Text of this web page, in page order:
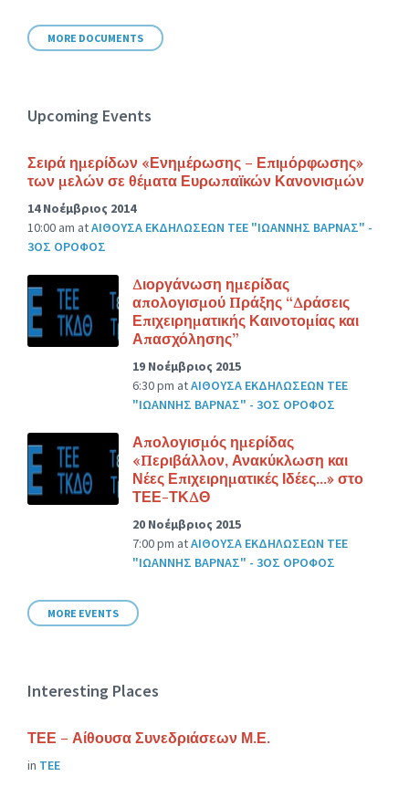
MORE DOCUMENTS
Upcoming Events
Σειρά ημερίδων «Ενημέρωσης – Επιμόρφωσης»
των μελών σε θέματα Ευρωπαϊκών Κανονισμών
14 Νοέμβριος 2014
10:00 am atΑΙΘΟΥΣΑ ΕΚΔΗΛΩΣΕΩΝ ΤΕΕ "ΙΩΑΝΝΗΣ ΒΑΡΝΑΣ" -
3ΟΣ ΟΡΟΦΟΣ
Διοργάνωση ημερίδας
απολογισμού Πράξης “Δράσεις
Επιχειρηματικής Καινοτομίας και
Απασχόλησης”
19 Νοέμβριος 2015
6:30 pm atΑΙΘΟΥΣΑ ΕΚΔΗΛΩΣΕΩΝ ΤΕΕ
"ΙΩΑΝΝΗΣ ΒΑΡΝΑΣ" - 3ΟΣ ΟΡΟΦΟΣ
Απολογισμός ημερίδας
«Περιβάλλον, Ανακύκλωση και
Νέες Επιχειρηματικές Ιδέες…» στο
ΤΕΕ-ΤΚΔΘ
20 Νοέμβριος 2015
7:00 pm atΑΙΘΟΥΣΑ ΕΚΔΗΛΩΣΕΩΝ ΤΕΕ
"ΙΩΑΝΝΗΣ ΒΑΡΝΑΣ" - 3ΟΣ ΟΡΟΦΟΣ
MORE EVENTS
Interesting Places
ΤΕΕ – Αίθουσα Συνεδριάσεων Μ.Ε.
in ΤΕΕ